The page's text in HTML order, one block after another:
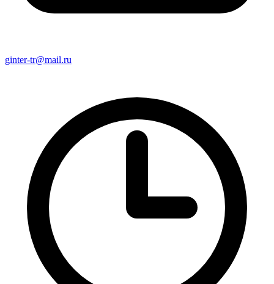
ginter-tr@mail.ru